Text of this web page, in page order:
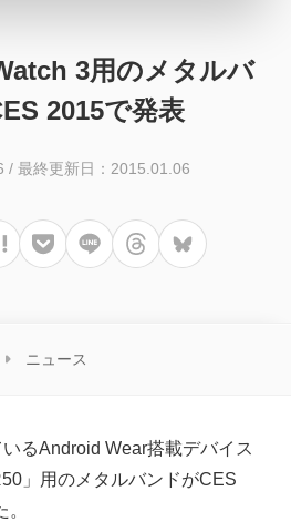
3用のメタルバ
2015で発表
/ 最終更新日：2015.01.06
ニュース
るAndroid Wear搭載デバイス
」用のメタルバンドがCES